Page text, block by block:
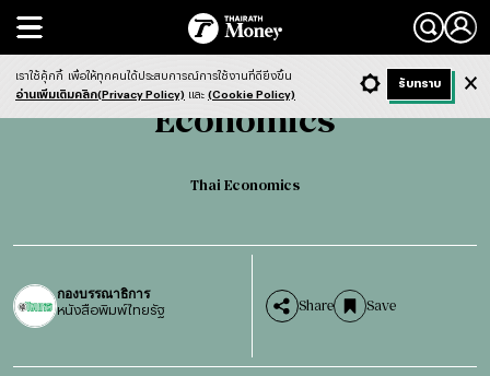
Search
Economics Thai Economics
Economics
Thai Economics
กองบรรณาธิการ
หนังสือพิมพ์ไทยรัฐ Share Save
- ก + ก Dark ฟังข่าว
เราใช้คุ้กกี้ เพื่อให้ทุกคนได้ประสบการณ์การใช้งานที่ดียิ่งขึ้น
อ่านเพิ่มเติมคลิก(Privacy Policy) และ (Cookie Policy)
รับทราบ